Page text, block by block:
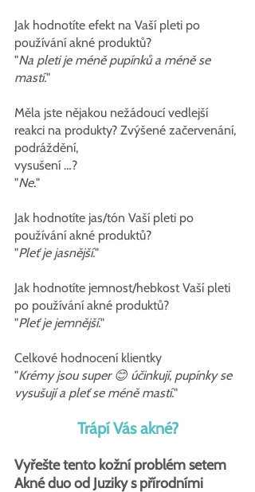
Jak hodnotíte efekt na Vaší pleti po
používání akné produktů?
"Na pleti je méně pupínků a méně se
mastí."
Měla jste nějakou nežádoucí vedlejší
reakci na produkty? Zvýšené začervenání,
podráždění,
vysušení …?
"Ne."
Jak hodnotíte jas/tón Vaší pleti po
používání akné produktů?
"Pleť je jasnější."
Jak hodnotíte jemnost/hebkost Vaší pleti
po používání akné produktů?
"Pleť je jemnější."
Celkové hodnocení klientky
"Krémy jsou super 😊 účinkují, pupínky se
vysušují a pleť se méně mastí."
Trápí Vás akné?
Vyřešte tento kožní problém setem
Akné duo od Juziky s přírodními